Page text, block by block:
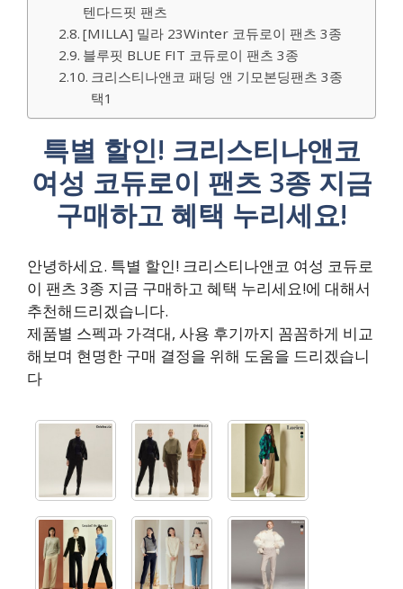
텐다드핏 팬츠
[MILLA] 밀라 23Winter 코듀로이 팬츠 3종
블루핏 BLUE FIT 코듀로이 팬츠 3종
크리스티나앤코 패딩 앤 기모본딩팬츠 3종
택1
특별 할인! 크리스티나앤코
여성 코듀로이 팬츠 3종 지금
구매하고 혜택 누리세요!
안녕하세요. 특별 할인! 크리스티나앤코 여성 코듀로
이 팬츠 3종 지금 구매하고 혜택 누리세요!에 대해서
추천해드리겠습니다.
제품별 스펙과 가격대, 사용 후기까지 꼼꼼하게 비교
해보며 현명한 구매 결정을 위해 도움을 드리겠습니
다